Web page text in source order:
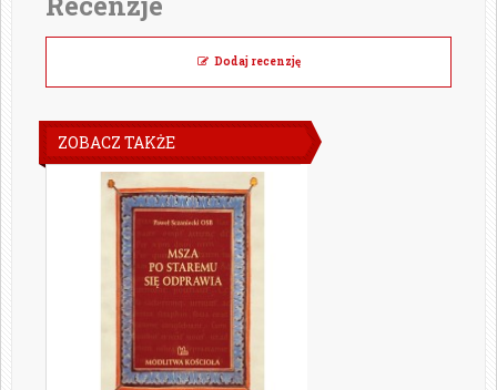
Dodaj recenzję
ZOBACZ TAKŻE